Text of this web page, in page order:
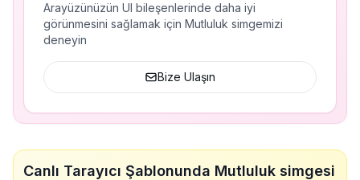
Arayüzünüzün UI bileşenlerinde daha iyi
görünmesini sağlamak için Mutluluk simgemizi
deneyin
Bize Ulaşın
Canlı Tarayıcı Şablonunda Mutluluk simgesi